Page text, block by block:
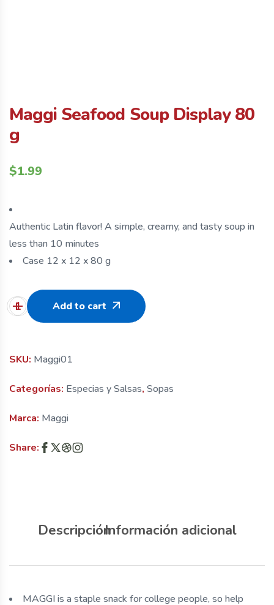
Maggi Seafood Soup Display 80
g
$1.99
Authentic Latin flavor! A simple, creamy, and tasty soup in
less than 10 minutes
Case 12 x 12 x 80 g
Add to cart
SKU: Maggi01
Categorías: Especias y Salsas, Sopas
Marca: Maggi
Share:
DescripciónInformación adicional
MAGGI is a staple snack for college people, so help